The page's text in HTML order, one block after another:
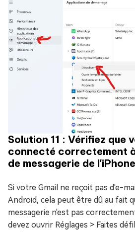
Solution 11 : Vérifiez que
connecté correctement
de messagerie de
Si votre Gmail ne reçoit pas d'e-
Android, cela peut être dû au fait
messagerie n'est pas
devez ouvrir Réglages > Faites